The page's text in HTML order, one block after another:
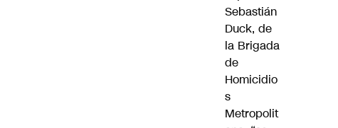
Sebastián
Duck, de
la Brigada
de
Homicidio
s
Metropolit